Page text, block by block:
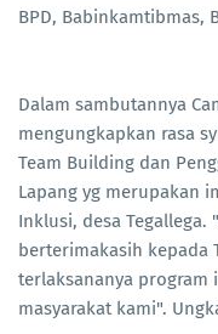
BPD, Babinkamtibmas,
Dalam sambutannya
mengungkapkan rasa
Team Building dan
Lapang yg merupakan
Inklusi, desa Tegallega.
berterimakasih kepada
terlaksananya program
masyarakat kami".